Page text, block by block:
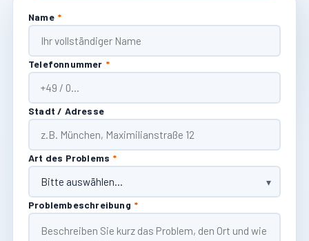
Name *
Telefonnummer *
Stadt / Adresse
Art des Problems *
Problembeschreibung *